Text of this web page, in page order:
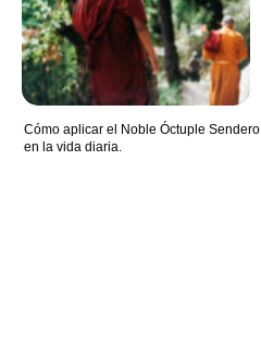
Cómo aplicar el Noble Óctuple Sendero
en la vida diaria.